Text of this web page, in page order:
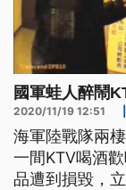
國軍蛙人醉鬧
2020/11/19 12:51
海軍陸戰隊兩
一間KTV喝酒
品遭到損毀，